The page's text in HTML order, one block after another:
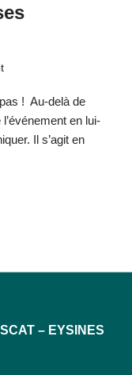
! Au-delà de
en lui-
Il s’agit en
– EYSINES